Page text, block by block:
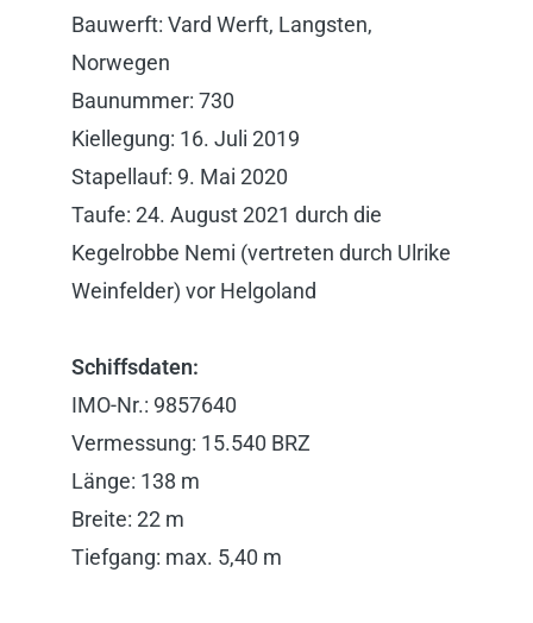
Bauwerft: Vard Werft, Langsten,
Norwegen
Baunummer: 730
Kiellegung: 16. Juli 2019
Stapellauf: 9. Mai 2020
Taufe: 24. August 2021 durch die
Kegelrobbe Nemi (vertreten durch Ulrike
Weinfelder) vor Helgoland
Schiffsdaten:
IMO-Nr.: 9857640
Vermessung: 15.540 BRZ
Länge: 138 m
Breite: 22 m
Tiefgang: max. 5,40 m